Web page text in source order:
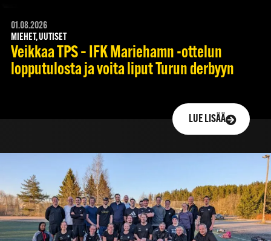
01.08.2026
MIEHET, UUTISET
Veikkaa TPS – IFK Mariehamn -ottelun
lopputulosta ja voita liput Turun derbyyn
LUE LISÄÄ